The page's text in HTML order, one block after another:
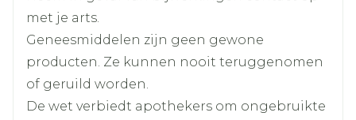
 Als u epilepsie (vallende ziekte) heeft. Uw
arts zal u tijdens de behandeling beter
opvolgen omdat Nozinan het risico op
epilepsieaanvallen kan verhogen.  Als u lijdt
aan de ziekte van Parkinson. Uw
Hoeveelheid
Verpakking
20
Actieve
Ingrediënten
met je arts.
Geneesmiddelen zijn geen gewone
producten. Ze kunnen nooit teruggenomen
of geruild worden.
De wet verbiedt apothekers om ongebruikte